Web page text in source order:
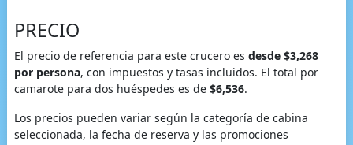
PRECIO
El precio de referencia para este crucero es desde $3,268
por persona, con impuestos y tasas incluidos. El total por
camarote para dos huéspedes es de $6,536.
Los precios pueden variar según la categoría de cabina
seleccionada, la fecha de reserva y las promociones